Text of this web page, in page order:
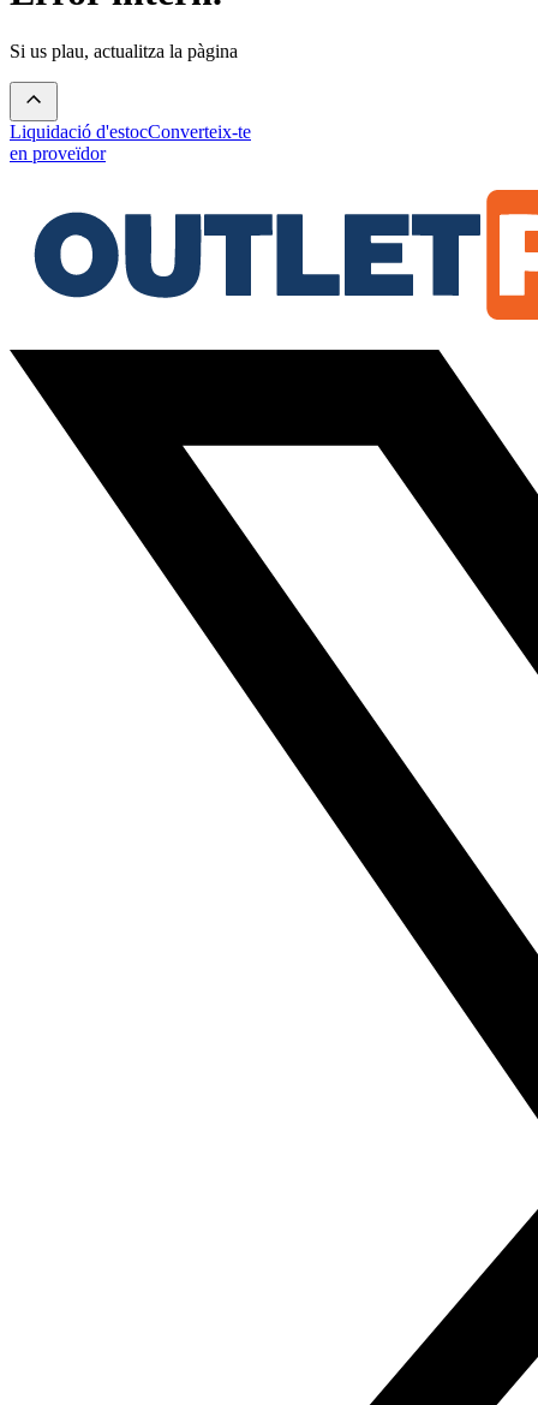
Si us plau, actualitza la pàgina
Liquidació d'estocConverteix-te
en proveïdor